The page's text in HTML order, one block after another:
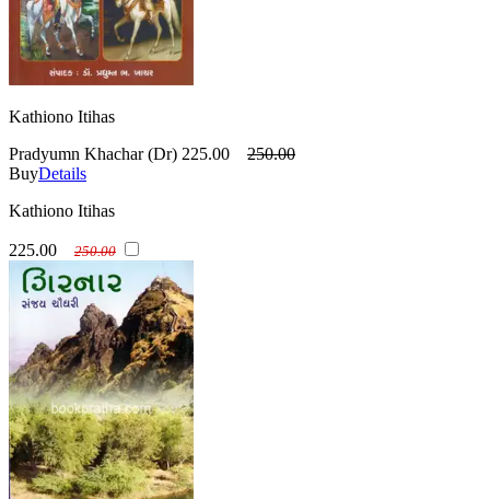
Kathiono Itihas
Pradyumn Khachar (Dr) 225.00
250.00
BuyDetails
Kathiono Itihas
225.00 250.00